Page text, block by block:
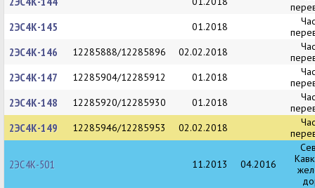
2ЭС4К-145 01.2018
2ЭС4К-146 12285888/12285896 02.02.2018
2ЭС4К-147 12285904/12285912 01.2018
2ЭС4К-148 12285920/12285930 01.2018
2ЭС4К-149 12285946/12285953 02.02.2018
2ЭС4К-501 11.2013 04.2016